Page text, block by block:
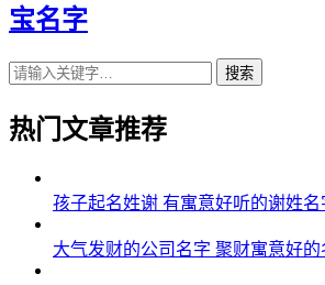
宝名字
搜索
热门文章推荐
孩子起名姓谢 有寓意好听的谢姓名
大气发财的公司名字 聚财寓意好的